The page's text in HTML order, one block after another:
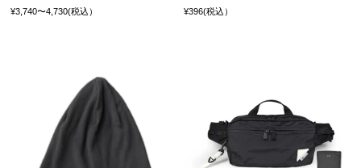
¥3,740〜4,730(税込） ¥396(税込）